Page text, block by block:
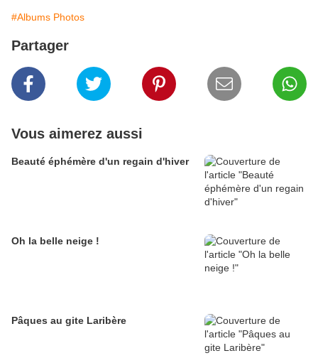
#Albums Photos
Partager
Vous aimerez aussi
Beauté éphémère d'un regain d'hiver
Oh la belle neige !
Pâques au gite Laribère